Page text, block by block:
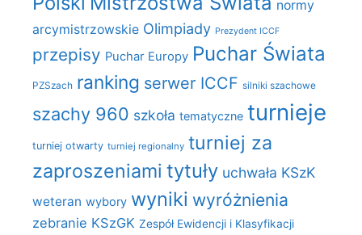
normy
arcymistrzowskie Olimpiady Prezydent ICCF
przepisy Puchar Europy Puchar Świata
PZSzach ranking serwer ICCF silniki szachowe
szachy 960 szkoła tematyczne turnieje
turniej otwarty turniej regionalny turniej za
zaproszeniami tytuły uchwała KSzK
weteran wybory wyniki wyróżnienia
zebranie KSzGK Zespół Ewidencji i Klasyfikacji